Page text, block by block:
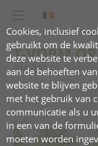
Cookies, inclusief
gebruikt om de
deze website te
aan de behoeften
website te blijven
met het gebruik van
communicatie als u
in een van de
moeten worden
T-VORM
elegante serre